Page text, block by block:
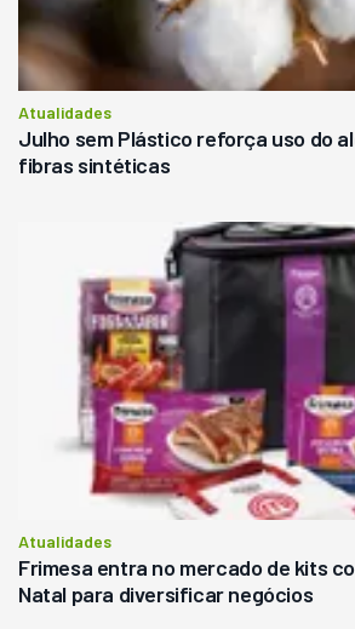
Atualidades
Julho sem Plástico reforça uso do
fibras sintéticas
Atualidades
Frimesa entra no mercado de kits
Natal para diversificar negócios